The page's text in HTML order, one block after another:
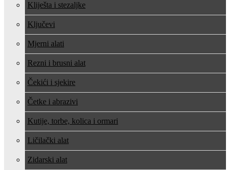
Kliješta i stezaljke
Ključevi
Mjerni alati
Rezni i brusni alat
Čekići i sjekire
Četke i abrazivi
Kutije, torbe, kolica i ormari
Ličilački alat
Zidarski alat